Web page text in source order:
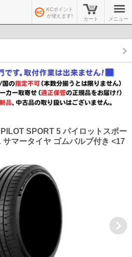
KCポイント
が使えます!
カート メニュー
SPORT 5 パイロットスポー
マータイヤ ゴムバルブ付き <17